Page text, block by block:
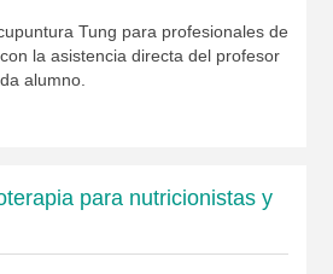
Tung para profesionales de
la asistencia directa del profesor
alumno.
para nutricionistas y